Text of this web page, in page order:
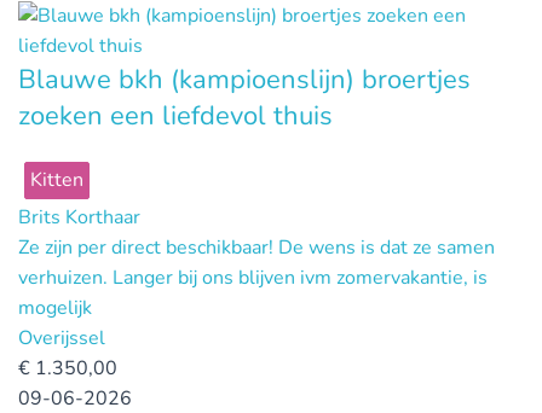
Blauwe bkh (kampioenslijn) broertjes
zoeken een liefdevol thuis
Kitten
Brits Korthaar
Ze zijn per direct beschikbaar! De wens is dat ze samen
verhuizen. Langer bij ons blijven ivm zomervakantie, is
mogelijk
Overijssel
€ 1.350,00
09-06-2026